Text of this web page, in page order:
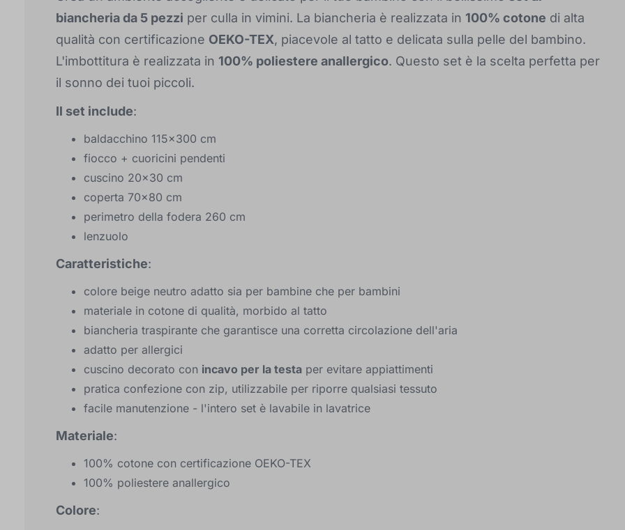
biancheria da 5 pezzi per culla in vimini. La biancheria è realizzata in 100% cotone di alta
qualità con certificazione OEKO-TEX, piacevole al tatto e delicata sulla pelle del bambino.
L'imbottitura è realizzata in 100% poliestere anallergico. Questo set è la scelta perfetta per
il sonno dei tuoi piccoli.
Il set include:
baldacchino 115x300 cm
fiocco + cuoricini pendenti
cuscino 20x30 cm
coperta 70x80 cm
perimetro della fodera 260 cm
lenzuolo
Caratteristiche:
colore beige neutro adatto sia per bambine che per bambini
materiale in cotone di qualità, morbido al tatto
biancheria traspirante che garantisce una corretta circolazione dell'aria
adatto per allergici
cuscino decorato con incavo per la testa per evitare appiattimenti
pratica confezione con zip, utilizzabile per riporre qualsiasi tessuto
facile manutenzione - l'intero set è lavabile in lavatrice
Materiale:
100% cotone con certificazione OEKO-TEX
100% poliestere anallergico
Colore: